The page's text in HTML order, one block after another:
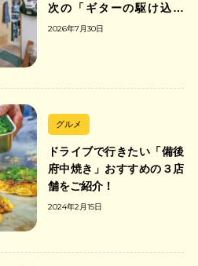
次の「ギターの駆け込み
寺」
2026年7月30日
グルメ
ドライブで行きたい「備後
府中焼き」おすすめの３店
舗をご紹介！
2024年2月15日